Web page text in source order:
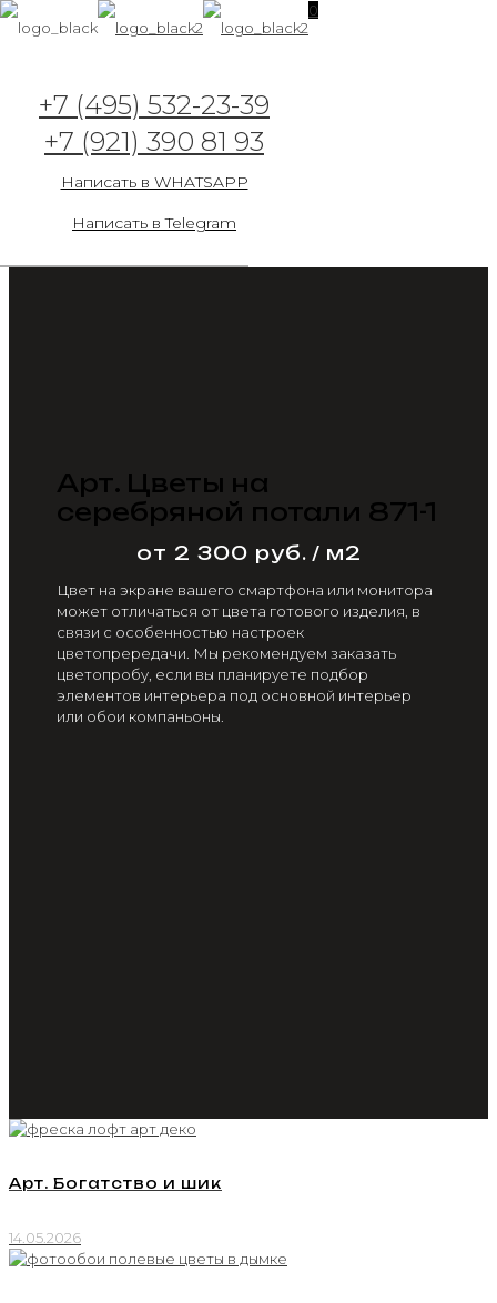
+7 (495) 532-23-39
+7 (921) 390 81 93
Написать в WHATSAPP
Написать в Telegram
0
Арт. Цветы на
серебряной потали 871-1
от 2 300 руб. / м2
Цвет на экране вашего смартфона или монитора
может отличаться от цвета готового изделия, в
связи с особенностью настроек
цветопрередачи. Мы рекомендуем заказать
цветопробу, если вы планируете подбор
элементов интерьера под основной интерьер
или обои компаньоны.
Арт. Богатство и шик
14.05.2026